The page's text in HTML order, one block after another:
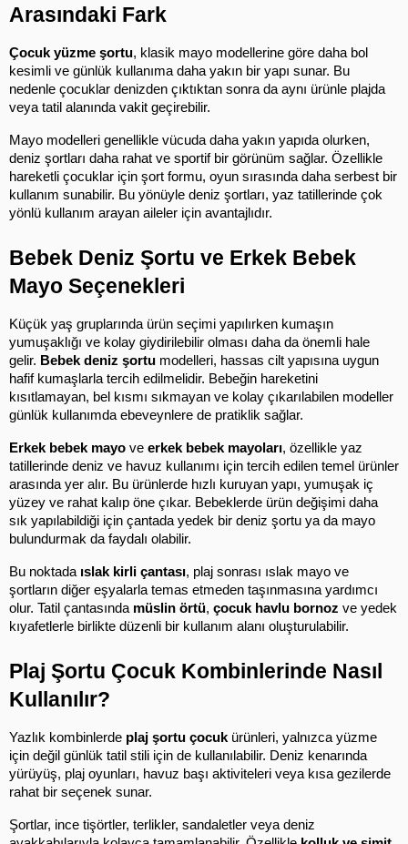
Arasındaki Fark
Çocuk yüzme şortu, klasik mayo modellerine göre daha bol
kesimli ve günlük kullanıma daha yakın bir yapı sunar. Bu
nedenle çocuklar denizden çıktıktan sonra da aynı ürünle plajda
veya tatil alanında vakit geçirebilir.
Mayo modelleri genellikle vücuda daha yakın yapıda olurken,
deniz şortları daha rahat ve sportif bir görünüm sağlar. Özellikle
hareketli çocuklar için şort formu, oyun sırasında daha serbest bir
kullanım sunabilir. Bu yönüyle deniz şortları, yaz tatillerinde çok
yönlü kullanım arayan aileler için avantajlıdır.
Bebek Deniz Şortu ve Erkek Bebek
Mayo Seçenekleri
Küçük yaş gruplarında ürün seçimi yapılırken kumaşın
yumuşaklığı ve kolay giydirilebilir olması daha da önemli hale
gelir. Bebek deniz şortu modelleri, hassas cilt yapısına uygun
hafif kumaşlarla tercih edilmelidir. Bebeğin hareketini
kısıtlamayan, bel kısmı sıkmayan ve kolay çıkarılabilen modeller
günlük kullanımda ebeveynlere de pratiklik sağlar.
Erkek bebek mayo ve erkek bebek mayoları, özellikle yaz
tatillerinde deniz ve havuz kullanımı için tercih edilen temel ürünler
arasında yer alır. Bu ürünlerde hızlı kuruyan yapı, yumuşak iç
yüzey ve rahat kalıp öne çıkar. Bebeklerde ürün değişimi daha
sık yapılabildiği için çantada yedek bir deniz şortu ya da mayo
bulundurmak da faydalı olabilir.
Bu noktada ıslak kirli çantası, plaj sonrası ıslak mayo ve
şortların diğer eşyalarla temas etmeden taşınmasına yardımcı
olur. Tatil çantasında müslin örtü, çocuk havlu bornoz ve yedek
kıyafetlerle birlikte düzenli bir kullanım alanı oluşturulabilir.
Plaj Şortu Çocuk Kombinlerinde Nasıl
Kullanılır?
Yazlık kombinlerde plaj şortu çocuk ürünleri, yalnızca yüzme
için değil günlük tatil stili için de kullanılabilir. Deniz kenarında
yürüyüş, plaj oyunları, havuz başı aktiviteleri veya kısa gezilerde
rahat bir seçenek sunar.
Şortlar, ince tişörtler, terlikler, sandaletler veya deniz